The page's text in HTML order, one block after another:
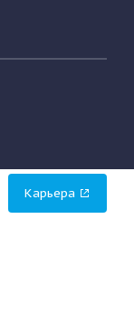
Карьера